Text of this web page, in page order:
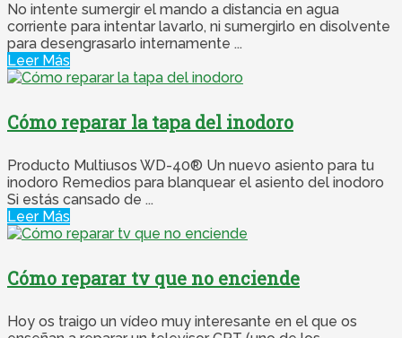
No intente sumergir el mando a distancia en agua
corriente para intentar lavarlo, ni sumergirlo en disolvente
para desengrasarlo internamente ...
Leer Más
Cómo reparar la tapa del inodoro
Producto Multiusos WD-40® Un nuevo asiento para tu
inodoro Remedios para blanquear el asiento del inodoro
Si estás cansado de ...
Leer Más
Cómo reparar tv que no enciende
Hoy os traigo un vídeo muy interesante en el que os